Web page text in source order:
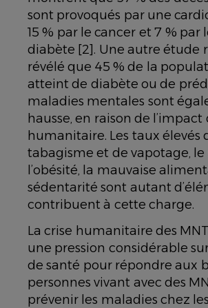
sont provoqués par une
15 % par le cancer et 7 % par
diabète [2]. Une autre étude
révélé que 45 % de la
atteint de diabète ou de
maladies mentales sont
hausse, en raison de l’impact
humanitaire. Les taux élevés
tabagisme et de vapotage, le
l’obésité, la mauvaise
sédentarité sont autant
contribuent à cette charge.
La crise humanitaire des
une pression considérable
de santé pour répondre aux
personnes vivant avec des
prévenir les maladies chez